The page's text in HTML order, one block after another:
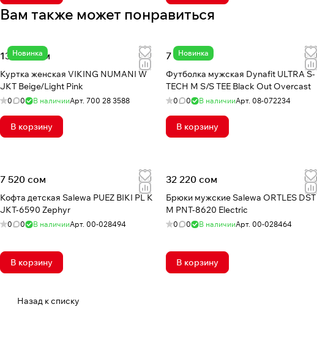
Вам также может понравиться
Новинка
13 150 сом
Куртка женская VIKING NUMANI W
JKT Beige/Light Pink
0 0 В наличииАрт. 700 28 3588
В корзину
Новинка
7 560 сом
Футболка мужская Dynafit ULTRA S-
TECH M S/S TEE Black Out Overcast
0 0 В наличииАрт.08-072234
В корзину
7 520 сом
Кофта детская Salewa PUEZ BIKI PL K
JKT-6590 Zephyr
0 0 В наличииАрт. 00-028494
В корзину
32 220 сом
Брюки мужские Salewa ORTLES DST
M PNT-8620 Electric
0 0 В наличииАрт.00-028464
В корзину
Назад к списку